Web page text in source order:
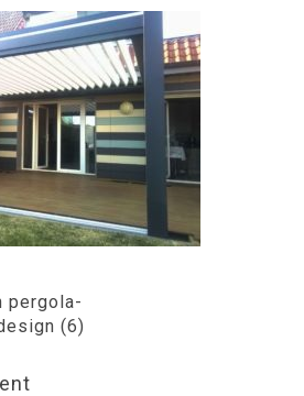
pergola-
(6)